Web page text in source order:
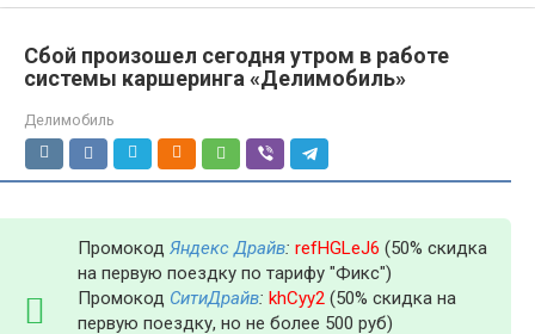
Сбой произошел сегодня утром в работе
системы каршеринга «Делимобиль»
Делимобиль
Промокод Яндекс Драйв: refHGLeJ6 (50% скидка
на первую поездку по тарифу "Фикс")
Промокод СитиДрайв: khCyy2 (50% скидка на
первую поездку, но не более 500 руб)